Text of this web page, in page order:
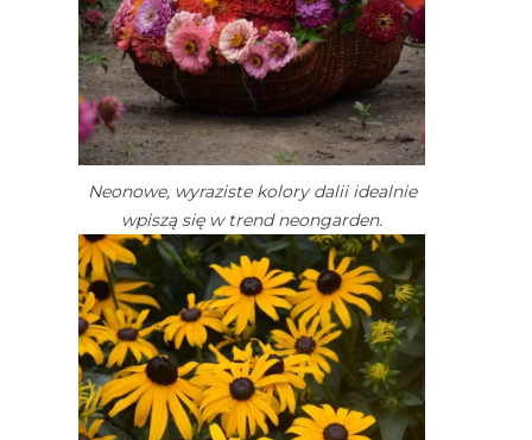
Neonowe, wyraziste kolory dalii idealnie
wpiszą się w trend neongarden.